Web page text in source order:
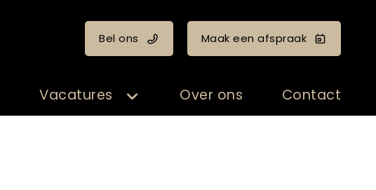
Bel ons Maak een afspraak
Vacatures Over ons Contact